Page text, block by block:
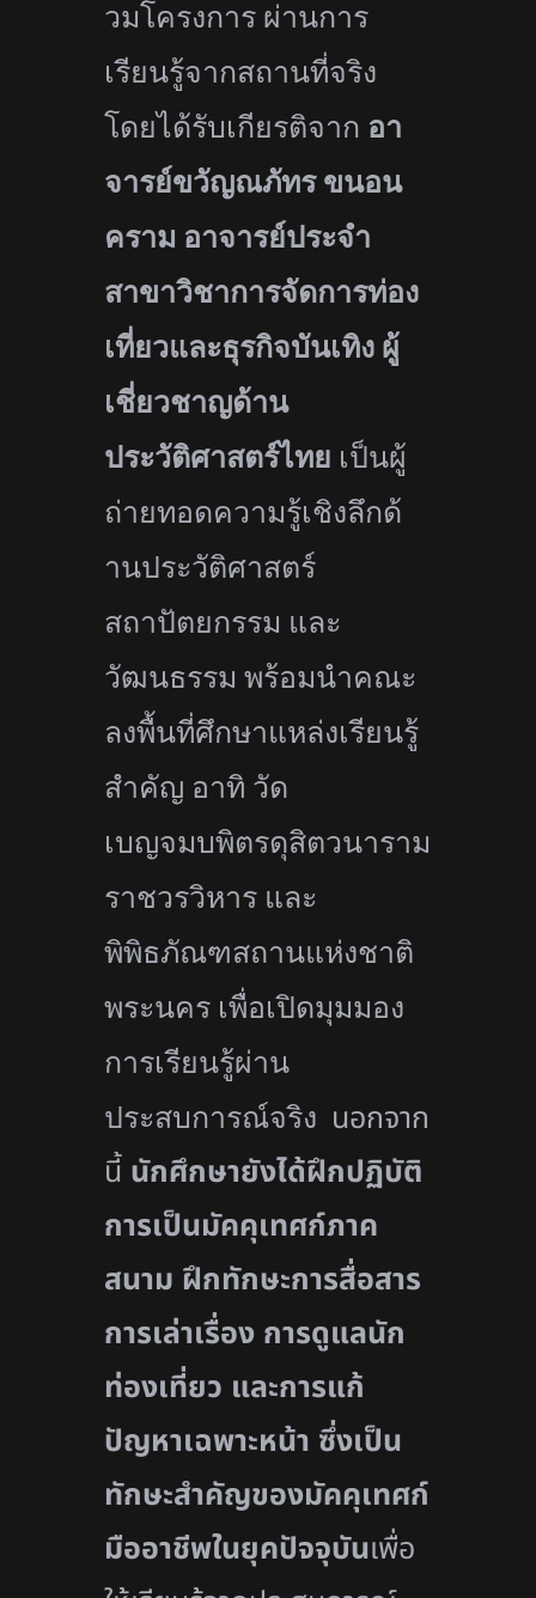
วมโครงการ ผ่านการ
เรียนรู้จากสถานที่จริง
โดยได้รับเกียรติจาก อา
จารย์ขวัญณภัทร ขนอน
คราม อาจารย์ประจำ
สาขาวิชาการจัดการท่อง
เที่ยวและธุรกิจบันเทิง ผู้
เชี่ยวชาญด้าน
ประวัติศาสตร์ไทย เป็นผู้
ถ่ายทอดความรู้เชิงลึกด้
านประวัติศาสตร์
สถาปัตยกรรม และ
วัฒนธรรม พร้อมนำคณะ
ลงพื้นที่ศึกษาแหล่งเรียนรู้
สำคัญ อาทิ วัด
เบญจมบพิตรดุสิตวนาราม
ราชวรวิหาร และ
พิพิธภัณฑสถานแห่งชาติ
พระนคร เพื่อเปิดมุมมอง
การเรียนรู้ผ่าน
ประสบการณ์จริง นอกจาก
นี้ นักศึกษายังได้ฝึกปฏิบัติ
การเป็นมัคคุเทศก์ภาค
สนาม ฝึกทักษะการสื่อสาร
การเล่าเรื่อง การดูแลนัก
ท่องเที่ยว และการแก้
ปัญหาเฉพาะหน้า ซึ่งเป็น
ทักษะสำคัญของมัคคุเทศก์
มืออาชีพในยุคปัจจุบันเพื่อ